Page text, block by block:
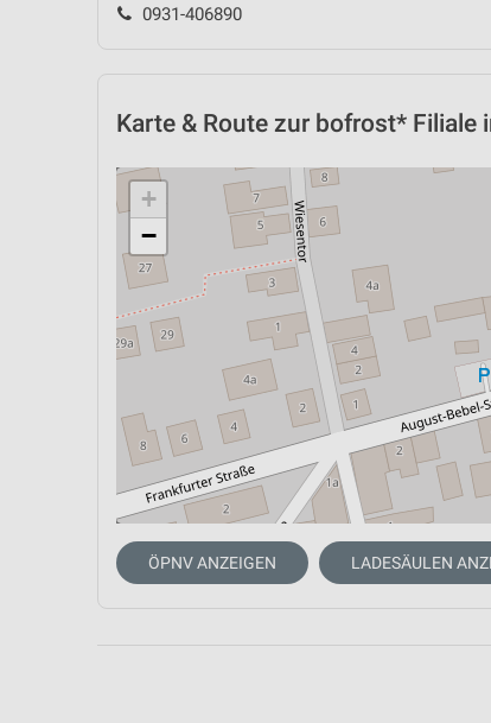
0931-406890
Karte & Route zur bofrost* Filiale
+
−
ÖPNV ANZEIGEN LADESÄULEN